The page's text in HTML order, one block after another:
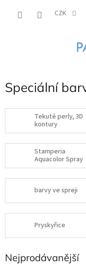
CZK
Speciální
Tekuté perly, 3D
kontury
Stamperia
Aquacolor Spray
barvy ve spreji
Pryskyřice
Nejprodávanější